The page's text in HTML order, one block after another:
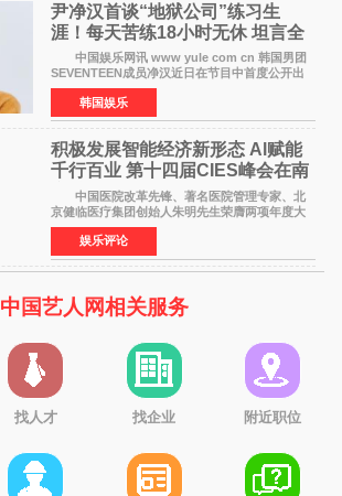
尹净汉首谈“地狱公司”练习生
涯！每天苦练18小时无休 坦言全
靠成员撑过来
中国娱乐网讯 www yule com cn 韩国男团
SEVENTEEN成员净汉近日在节目中首度公开出
道前的残酷练习生经历，并提及经纪公司Pledis
娱乐，引发广泛关注。 在8月2日播出的日本
TBS综艺节目《周
韩国娱乐
积极发展智能经济新形态 Al赋能
千行百业 第十四届CIES峰会在南
京盛大召开
中国医院改革先锋、著名医院管理专家、北
京健临医疗集团创始人朱明先生荣膺两项年度大
奖 2026年7月31日，盛夏金陵，长江之畔，
以重落地·真务实·强链接为主题的2026&lsquo;人
工智能+&rsquo
娱乐评论
中国艺人网相关服务
找人才 找企业 附近职位